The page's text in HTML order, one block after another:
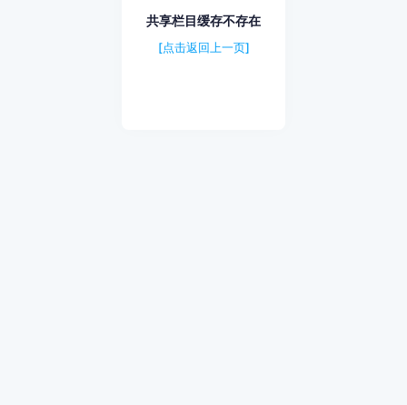
共享栏目缓存不存在
[点击返回上一页]